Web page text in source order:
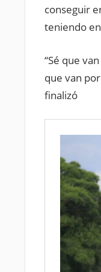
conseguir
teniendo
“Sé que
que van
finalizó